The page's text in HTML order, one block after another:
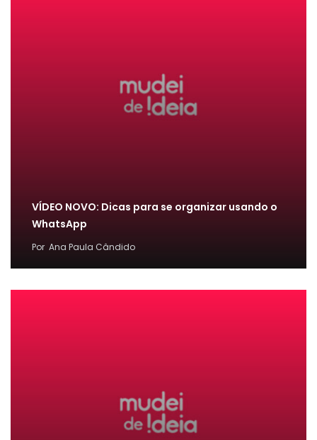
VÍDEO NOVO: Dicas para se organizar usando o
WhatsApp
Por Ana Paula Cândido